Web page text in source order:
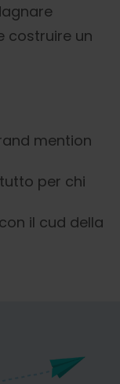
costruire un
mention
per chi
il cud della